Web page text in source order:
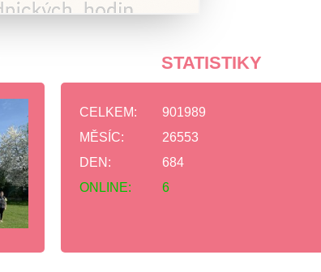
STATISTIKY
ONLINE: 6
CELKEM:
901989
MĚSÍC:
26553
DEN:
684